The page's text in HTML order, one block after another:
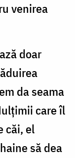
venirea
doar
da seama
care îl
căi, el
să dea